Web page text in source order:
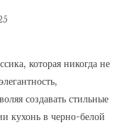
которая никогда не
создавать стильные
кухонь в черно-белой